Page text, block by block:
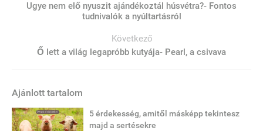
Ugye nem elő nyuszit ajándékoztál húsvétra?- Fontos
tudnivalók a nyúltartásról
Következő
Ő lett a világ legapróbb kutyája- Pearl, a csivava
Ajánlott tartalom
5 érdekesség, amitől másképp tekintesz
majd a sertésekre